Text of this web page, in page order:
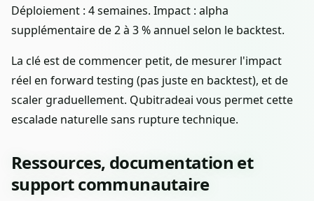
Déploiement : 4 semaines. Impact : alpha
supplémentaire de 2 à 3 % annuel selon le backtest.
La clé est de commencer petit, de mesurer l'impact
réel en forward testing (pas juste en backtest), et de
scaler graduellement. Qubitradeai vous permet cette
escalade naturelle sans rupture technique.
Ressources, documentation et
support communautaire